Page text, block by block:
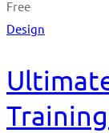
Free
Design